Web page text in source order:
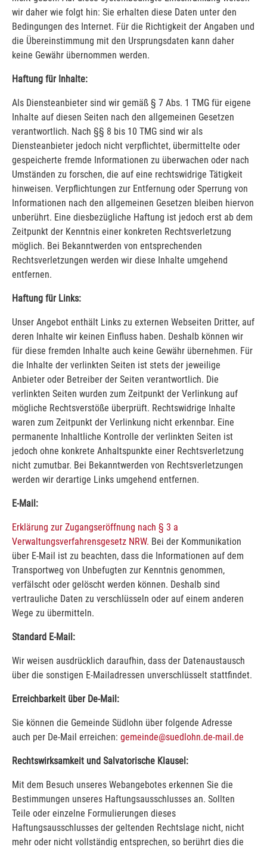
wir daher wie folgt hin: Sie erhalten diese Daten unter den
Bedingungen des Internet. Für die Richtigkeit der Angaben und
die Übereinstimmung mit den Ursprungsdaten kann daher
keine Gewähr übernommen werden.
Haftung für Inhalte:
Als Diensteanbieter sind wir gemäß § 7 Abs. 1 TMG für eigene
Inhalte auf diesen Seiten nach den allgemeinen Gesetzen
verantwortlich. Nach §§ 8 bis 10 TMG sind wir als
Diensteanbieter jedoch nicht verpflichtet, übermittelte oder
gespeicherte fremde Informationen zu überwachen oder nach
Umständen zu forschen, die auf eine rechtswidrige Tätigkeit
hinweisen. Verpflichtungen zur Entfernung oder Sperrung von
Informationen nach den allgemeinen Gesetzen bleiben hiervon
unberührt. Eine diesbezügliche Haftung ist jedoch erst ab dem
Zeitpunkt der Kenntnis einer konkreten Rechtsverletzung
möglich. Bei Bekanntwerden von entsprechenden
Rechtsverletzungen werden wir diese Inhalte umgehend
entfernen.
Haftung für Links:
Unser Angebot enthält Links zu externen Webseiten Dritter, auf
deren Inhalte wir keinen Einfluss haben. Deshalb können wir
für diese fremden Inhalte auch keine Gewähr übernehmen. Für
die Inhalte der verlinkten Seiten ist stets der jeweilige
Anbieter oder Betreiber der Seiten verantwortlich. Die
verlinkten Seiten wurden zum Zeitpunkt der Verlinkung auf
mögliche Rechtsverstöße überprüft. Rechtswidrige Inhalte
waren zum Zeitpunkt der Verlinkung nicht erkennbar. Eine
permanente Inhaltliche Kontrolle der verlinkten Seiten ist
jedoch ohne konkrete Anhaltspunkte einer Rechtsverletzung
nicht zumutbar. Bei Bekanntwerden von Rechtsverletzungen
werden wir derartige Links umgehend entfernen.
E-Mail:
Erklärung zur Zugangseröffnung nach § 3 a
Verwaltungsverfahrensgesetz NRW. Bei der Kommunikation
über E-Mail ist zu beachten, dass die Informationen auf dem
Transportweg von Unbefugten zur Kenntnis genommen,
verfälscht oder gelöscht werden können. Deshalb sind
vertrauliche Daten zu verschlüsseln oder auf einem anderen
Wege zu übermitteln.
Standard E-Mail:
Wir weisen ausdrücklich daraufhin, dass der Datenaustausch
über die sonstigen E-Mailadressen unverschlüsselt stattfindet.
Erreichbarkeit über De-Mail:
Sie können die Gemeinde Südlohn über folgende Adresse
auch per De-Mail erreichen: gemeinde@suedlohn.de-mail.de
Rechtswirksamkeit und Salvatorische Klausel:
Mit dem Besuch unseres Webangebotes erkennen Sie die
Bestimmungen unseres Haftungsausschlusses an. Sollten
Teile oder einzelne Formulierungen dieses
Haftungsausschlusses der geltenden Rechtslage nicht, nicht
mehr oder nicht vollständig entsprechen, so berührt dies die